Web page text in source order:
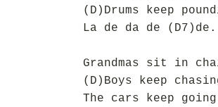
(D)Drums keep
La de da de
Grandmas sit in
(D)Boys keep
The cars keep